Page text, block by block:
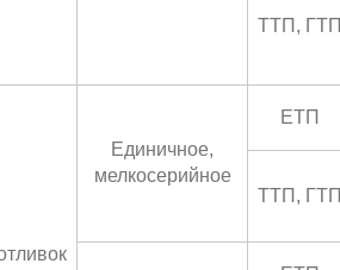
ТТП, ГТП
Единичное,
мелкосерийное
ЕТП
ТТП, ГТП